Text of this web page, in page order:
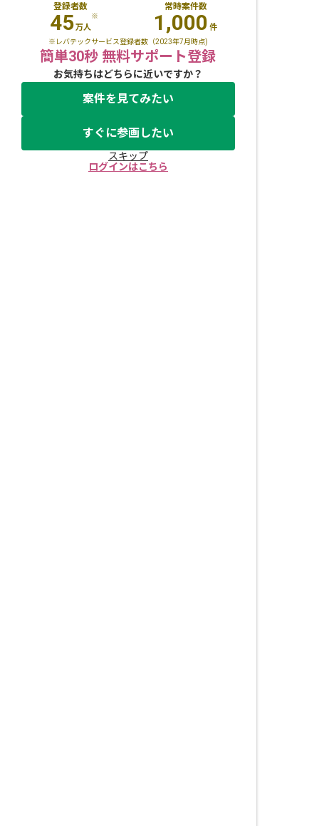
登録者数
45万人
※
常時案件数
1,000 件
※レバテックサービス登録者数（2023年7月時点)
簡単30秒 無料サポート登録
お気持ちはどちらに近いですか？
案件を見てみたい
すぐに参画したい
スキップ
ログインはこちら